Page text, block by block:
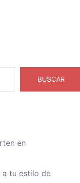
BUSCAR
en
a tu estilo de